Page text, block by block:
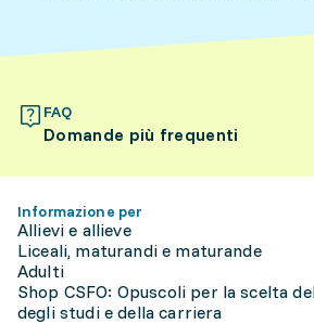
FAQ
Domande più frequenti
Informazione per
Allievi e allieve
Liceali, maturandi e maturande
Adulti
Shop CSFO: Opuscoli per la scelta
degli studi e della carriera